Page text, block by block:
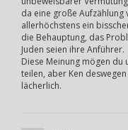
da eine große
allerhöchstens ein
die Behauptung, das
Juden seien ihre Anführer.
Diese Meinung mögen du
teilen, aber Ken
lächerlich.